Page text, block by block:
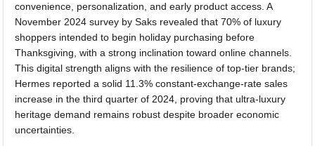
convenience, personalization, and early product access. A
November 2024 survey by Saks revealed that 70% of luxury
shoppers intended to begin holiday purchasing before
Thanksgiving, with a strong inclination toward online channels.
This digital strength aligns with the resilience of top-tier brands;
Hermes reported a solid 11.3% constant-exchange-rate sales
increase in the third quarter of 2024, proving that ultra-luxury
heritage demand remains robust despite broader economic
uncertainties.